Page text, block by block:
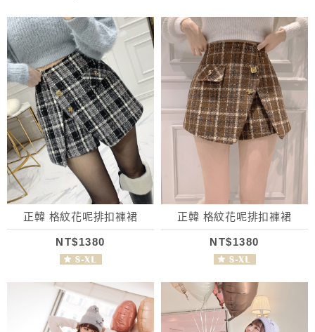
正韓 格紋花呢排扣褲裙
NT$1380
正韓 格紋花呢排扣褲裙
NT$1380